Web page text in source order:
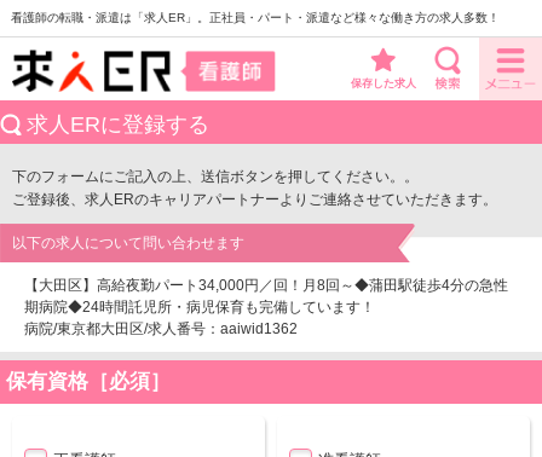
看護師の転職・派遣は「求人ER」。正社員・パート・派遣など様々な働き方の求人多数！
保存した求人
求人ERに登録する
下のフォームにご記入の上、送信ボタンを押してください。。
ご登録後、求人ERのキャリアパートナーよりご連絡させていただきます。
以下の求人について問い合わせます
【大田区】高給夜勤パート34,000円／回！月8回～◆蒲田駅徒歩4分の急性
期病院◆24時間託児所・病児保育も完備しています！
病院/東京都大田区/求人番号：aaiwid1362
保有資格［必須］